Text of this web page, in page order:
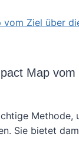
Map
Methode,
Sie bietet